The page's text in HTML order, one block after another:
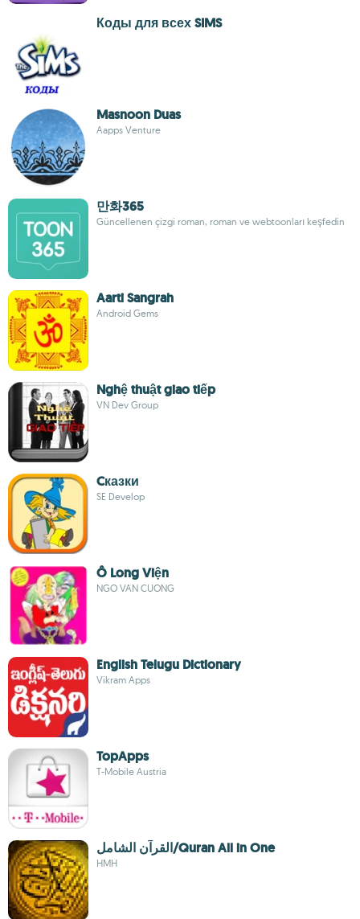
Коды для всех SIMS
Masnoon Duas
Aapps Venture
만화365
Güncellenen çizgi roman, roman ve webtoonları keşfedin
Aarti Sangrah
Android Gems
Nghệ thuật giao tiếp
VN Dev Group
Cказки
SE Develop
Ô Long Viện
NGO VAN CUONG
English Telugu Dictionary
Vikram Apps
TopApps
T-Mobile Austria
القرآن الشامل/Quran All in One
HMH